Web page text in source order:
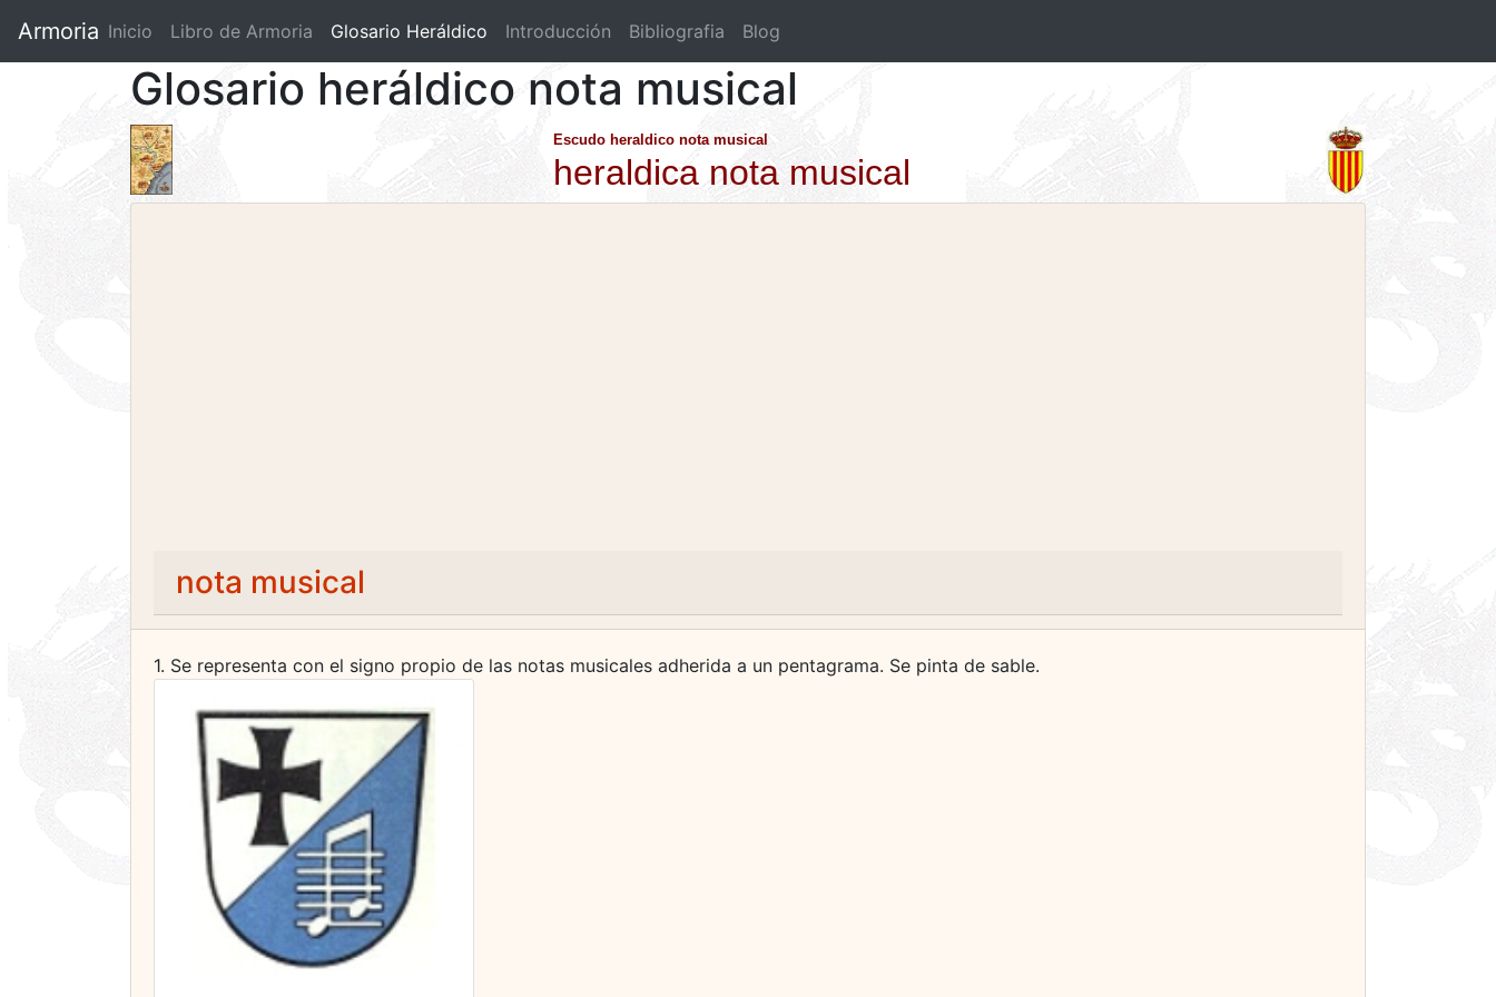
Armoria Inicio Libro de Armoria (current)
Glosario Heráldico Introducción Bibliografia Blog
Glosario heráldico nota musical
Escudo heraldico nota musical
heraldica nota musical
nota musical
1. Se representa con el signo propio de las notas musicales adherida a un pentagrama. Se pinta de sable.